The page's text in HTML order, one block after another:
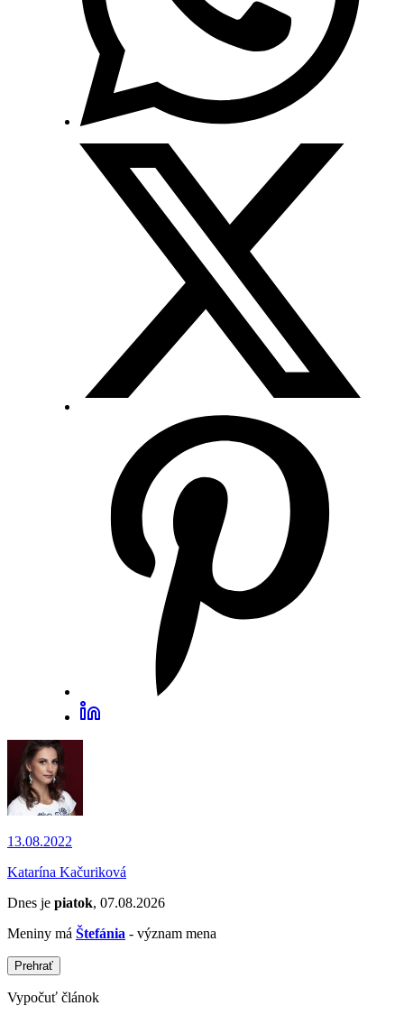
13.08.2022
Katarína Kačuriková
Dnes je piatok, 07.08.2026
Meniny má Štefánia - význam mena
Prehrať
Vypočuť článok